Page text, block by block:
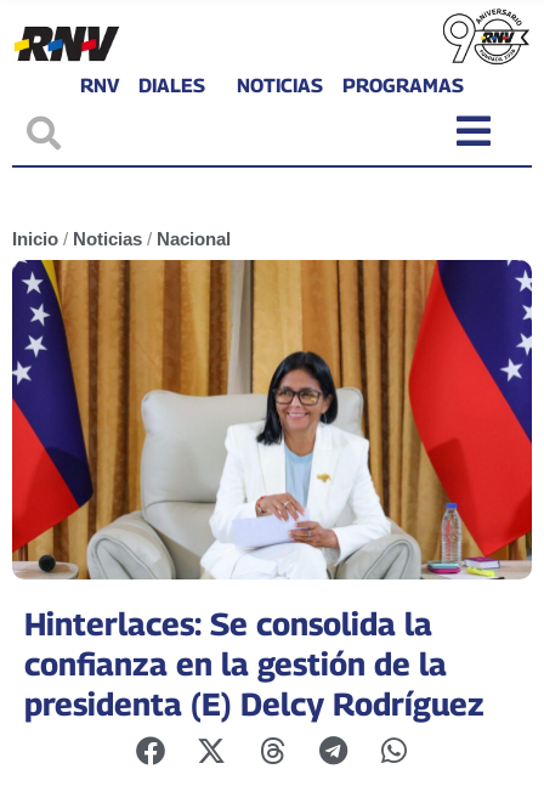
RNV DIALES NOTICIAS PROGRAMAS
Inicio / Noticias / Nacional
Hinterlaces: Se consolida la
confianza en la gestión de la
presidenta (E) Delcy Rodríguez